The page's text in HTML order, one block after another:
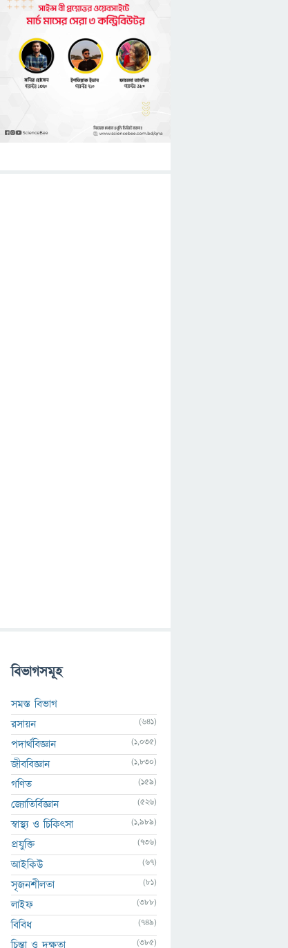
বিভাগসমূহ
সমস্ত বিভাগ
রসায়ন
(641)
পদার্থবিজ্ঞান (1,035)
জীববিজ্ঞান (1,830)
গণিত (159)
জ্যোতির্বিজ্ঞান (526)
স্বাস্থ্য ও চিকিৎসা (1,989)
প্রযুক্তি (736)
আইকিউ (67)
সৃজনশীলতা (81)
লাইফ (388)
বিবিধ (749)
চিন্তা ও দক্ষতা (385)